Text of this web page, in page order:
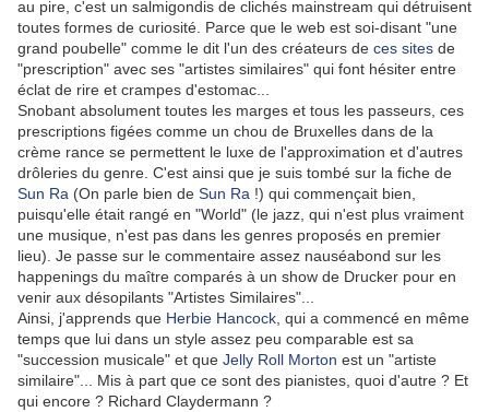
au pire, c'est un salmigondis de clichés mainstream qui détruisent
toutes formes de curiosité. Parce que le web est soi-disant "une
grand poubelle" comme le dit l'un des créateurs de ces sites de
"prescription" avec ses "artistes similaires" qui font hésiter entre
éclat de rire et crampes d'estomac...
Snobant absolument toutes les marges et tous les passeurs, ces
prescriptions figées comme un chou de Bruxelles dans de la
crème rance se permettent le luxe de l'approximation et d'autres
drôleries du genre. C'est ainsi que je suis tombé sur la fiche de
Sun Ra (On parle bien de Sun Ra !) qui commençait bien,
puisqu'elle était rangé en "World" (le jazz, qui n'est plus vraiment
une musique, n'est pas dans les genres proposés en premier
lieu). Je passe sur le commentaire assez nauséabond sur les
happenings du maître comparés à un show de Drucker pour en
venir aux désopilants "Artistes Similaires"...
Ainsi, j'apprends que Herbie Hancock , qui a commencé en même
temps que lui dans un style assez peu comparable est sa
"succession musicale" et que Jelly Roll Morton est un "artiste
similaire"... Mis à part que ce sont des pianistes, quoi d'autre ? Et
qui encore ? Richard Claydermann ?